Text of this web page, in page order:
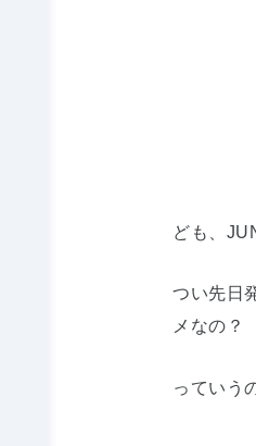
ども、
つい先日
メなの？
っていう